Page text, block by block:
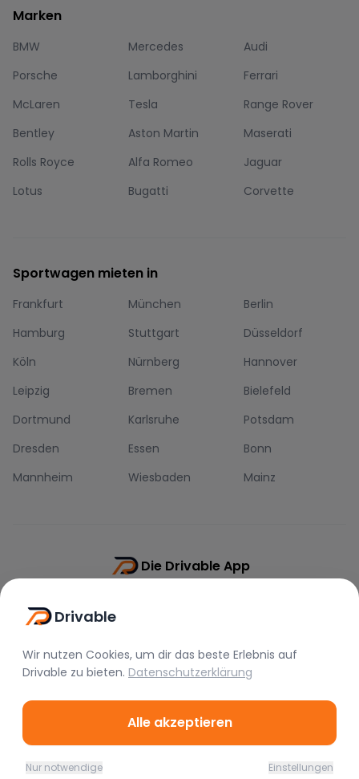
Marken
BMW Mercedes
Audi
Porsche
Lamborghini
Ferrari
McLaren
Tesla
Range Rover
Bentley
Aston Martin
Maserati
Rolls Royce
Alfa Romeo
Jaguar
Lotus
Bugatti Corvette
Sportwagen mieten in
Frankfurt München
Berlin
Hamburg
Stuttgart
Düsseldorf
Köln
Nürnberg
Hannover
Leipzig
Bremen
Bielefeld
Dortmund
Karlsruhe
Potsdam
Dresden
Essen
Bonn
Mannheim
Wiesbaden Mainz
Die Drivable App
©2026Drivable.Alle Rechte vorbehalten.
Drivable
Wir nutzen Cookies, um dir das beste Erlebnis auf
Drivable zu bieten. Datenschutzerklärung
Alle akzeptieren
Nur notwendige Einstellungen